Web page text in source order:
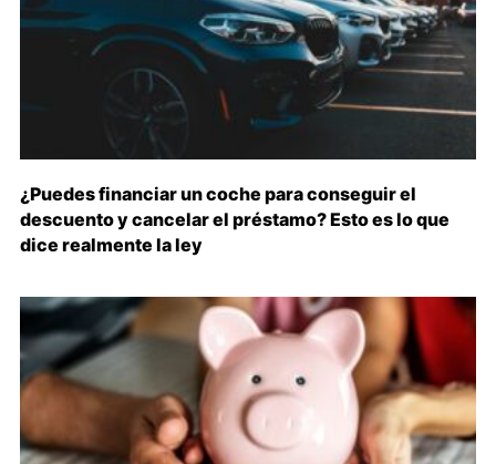
¿Puedes financiar un coche para conseguir el
descuento y cancelar el préstamo? Esto es lo que
dice realmente la ley